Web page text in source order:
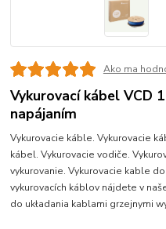
Ako ma
Vykurovací kábel VCD
napájaním
Vykurovacie káble. Vykurovacie
kábel. Vykurovacie vodiče.
vykurovanie. Vykurovacie kable
vykurovacích káblov nájdete v
do układania kablami grzejnymi